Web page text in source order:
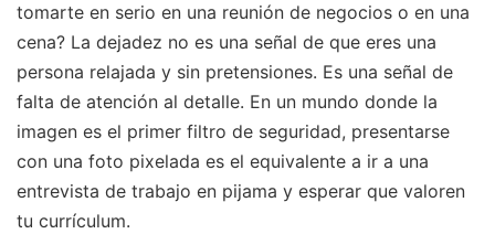
tomarte en serio en una reunión de negocios o en una
cena? La dejadez no es una señal de que eres una
persona relajada y sin pretensiones. Es una señal de
falta de atención al detalle. En un mundo donde la
imagen es el primer filtro de seguridad, presentarse
con una foto pixelada es el equivalente a ir a una
entrevista de trabajo en pijama y esperar que valoren
tu currículum.